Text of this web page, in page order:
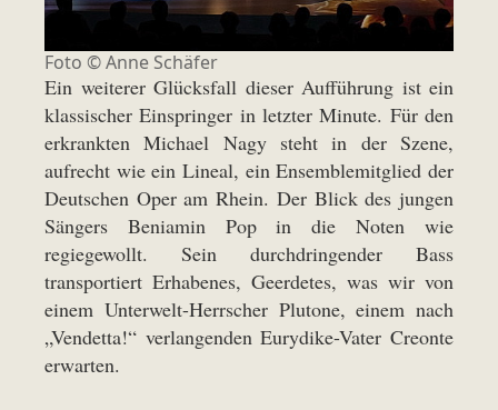
Foto © Anne Schäfer
Ein weiterer Glücksfall dieser Aufführung ist ein
klassischer Einspringer in letzter Minute. Für den
erkrankten Michael Nagy steht in der Szene,
aufrecht wie ein Lineal, ein Ensemblemitglied der
Deutschen Oper am Rhein. Der Blick des jungen
Sängers Beniamin Pop in die Noten wie
regiegewollt. Sein durchdringender Bass
transportiert Erhabenes, Geerdetes, was wir von
einem Unterwelt-Herrscher Plutone, einem nach
„Vendetta!“ verlangenden Eurydike-Vater Creonte
erwarten.